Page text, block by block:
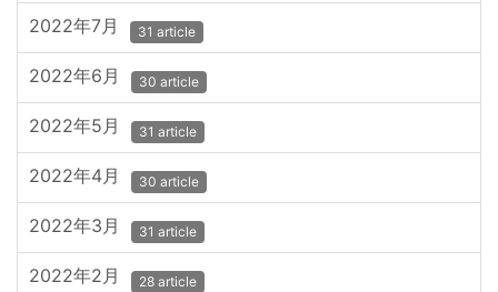
2022年7月 31 article
2022年6月 30 article
2022年5月 31 article
2022年4月 30 article
2022年3月 31 article
2022年2月 28 article